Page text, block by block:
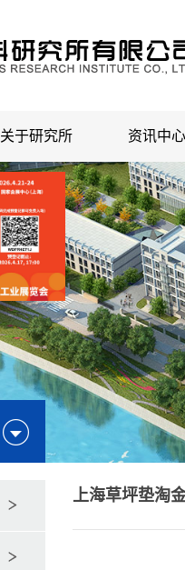
关于研究所 资讯中心
上海草坪垫淘